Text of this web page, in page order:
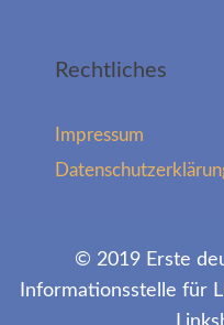
Rechtliches
Impressum
© 2019 Erste
Informationsstelle für